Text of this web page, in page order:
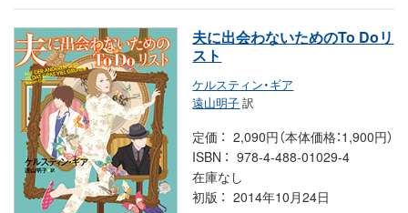
夫に出会わないためのTo Doリ
スト
ケルスティン・ギア
遠山明子訳
定価
2,090円（本体価格：1,900円）
ISBN
978-4-488-01029-4
在庫なし
初版
2014年10月24日